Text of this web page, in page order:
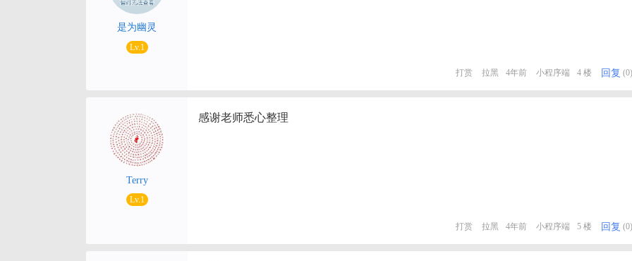
是为幽灵
Lv.1
打赏 拉黑 4年前 小程序端 4 楼 回复 (0)
Terry
Lv.1
感谢老师悉心整理
打赏 拉黑 4年前 小程序端 5 楼 回复 (0)